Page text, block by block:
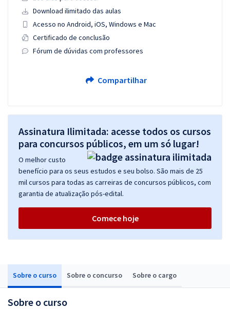
Sobre o curso Sobre o concurso Sobre o cargo
Sobre o curso
Download ilimitado das aulas
Acesso no Android, iOS, Windows e Mac
Certificado de conclusão
Fórum de dúvidas com professores
Compartilhar
Assinatura Ilimitada: acesse todos os cursos
para concursos públicos, em um só lugar!
O melhor custo
benefício para os seus estudos e seu bolso. São mais de 25
mil cursos para todas as carreiras de concursos públicos, com
garantia de atualização pós-edital.
Comece hoje